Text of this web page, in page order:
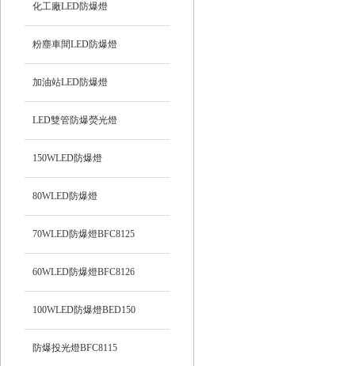
化工廠LED防爆燈
粉塵車間LED防爆燈
加油站LED防爆燈
LED雙管防爆熒光燈
150WLED防爆燈
80WLED防爆燈
70WLED防爆燈BFC8125
60WLED防爆燈BFC8126
100WLED防爆燈BED150
防爆投光燈BFC8115